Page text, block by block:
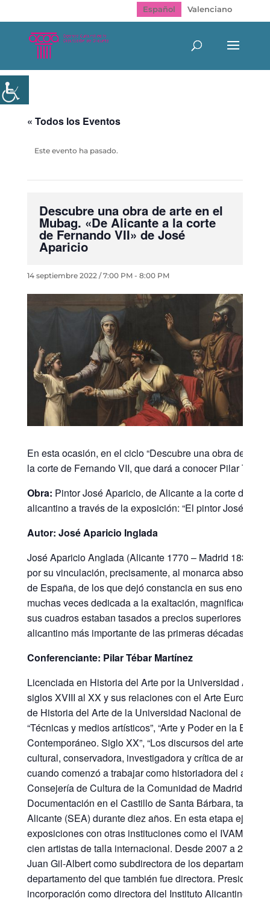
Español Valenciano
« Todos los Eventos
Este evento ha pasado.
Descubre una obra de arte en el
Mubag. «De Alicante a la corte
de Fernando VII» de José
Aparicio
14 septiembre 2022 / 7:00 PM- 8:00 PM
En esta ocasión, en el ciclo “Descubre una obra de
la corte de Fernando VII, que dará a conocer Pilar
Obra: Pintor José Aparicio, de Alicante a la corte de
alicantino a través de la exposición: “El pintor José
Autor: José Aparicio Inglada
José Aparicio Anglada (Alicante 1770 – Madrid 1838),
por su vinculación, precisamente, al monarca
de España, de los que dejó constancia en sus
muchas veces dedicada a la exaltación, magnificación
sus cuadros estaban tasados a precios superiores a
alicantino más importante de las primeras décadas del
Conferenciante: Pilar Tébar Martínez
Licenciada en Historia del Arte por la Universidad
siglos XVIII al XX y sus relaciones con el Arte
de Historia del Arte de la Universidad Nacional de
“Técnicas y medios artísticos”, “Arte y Poder en la Edad
Contemporáneo. Siglo XX”, “Los discursos del arte
cultural, conservadora, investigadora y crítica de arte
cuando comenzó a trabajar como historiadora del arte
Consejería de Cultura de la Comunidad de Madrid.
Documentación en el Castillo de Santa Bárbara, tanto
Alicante (SEA) durante diez años. En esta etapa
exposiciones con otras instituciones como el IVAM,
cien artistas de talla internacional. Desde 2007 a 2015
Juan Gil-Albert como subdirectora de los
departamento del que también fue directora.
incorporación como directora del Instituto Alicantino de